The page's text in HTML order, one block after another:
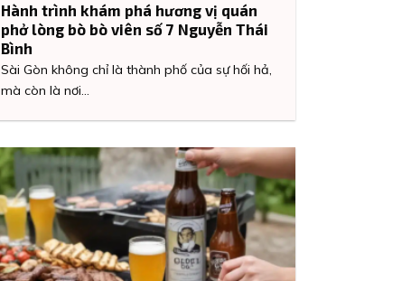
Hành trình khám phá hương vị quán
phở lòng bò bò viên số 7 Nguyễn Thái
Bình
Sài Gòn không chỉ là thành phố của sự hối hả,
mà còn là nơi...